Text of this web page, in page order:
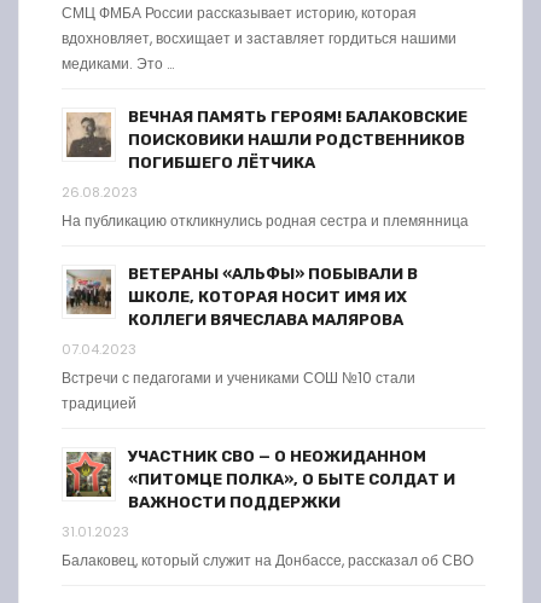
СМЦ ФМБА России рассказывает историю, которая
вдохновляет, восхищает и заставляет гордиться нашими
медиками. Это …
ВЕЧНАЯ ПАМЯТЬ ГЕРОЯМ! БАЛАКОВСКИЕ
ПОИСКОВИКИ НАШЛИ РОДСТВЕННИКОВ
ПОГИБШЕГО ЛЁТЧИКА
26.08.2023
На публикацию откликнулись родная сестра и племянница
ВЕТЕРАНЫ «АЛЬФЫ» ПОБЫВАЛИ В
ШКОЛЕ, КОТОРАЯ НОСИТ ИМЯ ИХ
КОЛЛЕГИ ВЯЧЕСЛАВА МАЛЯРОВА
07.04.2023
Встречи с педагогами и учениками СОШ №10 стали
традицией
УЧАСТНИК СВО — О НЕОЖИДАННОМ
«ПИТОМЦЕ ПОЛКА», О БЫТЕ СОЛДАТ И
ВАЖНОСТИ ПОДДЕРЖКИ
31.01.2023
Балаковец, который служит на Донбассе, рассказал об СВО